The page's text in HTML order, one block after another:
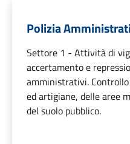
Polizia
Settore 1 - Attività di
accertamento e
amministrativi.
ed artigiane, delle aree
del suolo pubblico.